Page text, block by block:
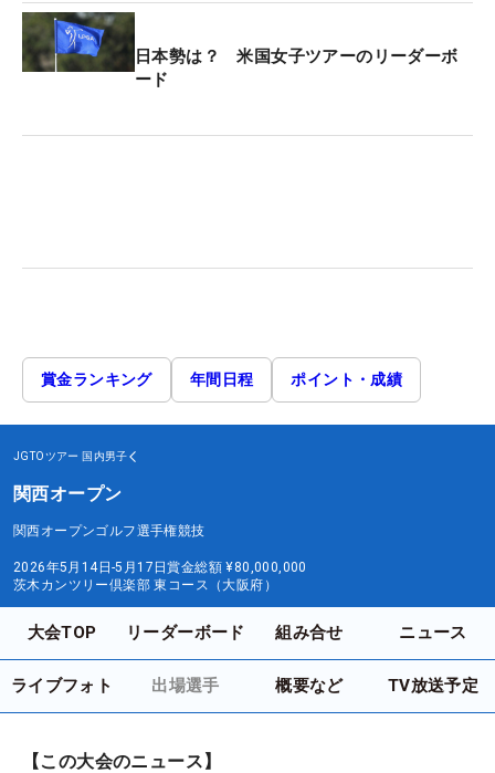
日本勢は？ 米国女子ツアーのリーダーボ
ード
賞金ランキング 年間日程 ポイント・成績
JGTOツアー 国内男子
関西オープン
関西オープンゴルフ選手権競技
2026年5月14日-5月17日賞金総額 ¥80,000,000
茨木カンツリー倶楽部 東コース（大阪府）
大会TOP リーダーボード 組み合せ ニュース
ライブフォト 出場選手 概要など TV放送予定
【この大会のニュース】